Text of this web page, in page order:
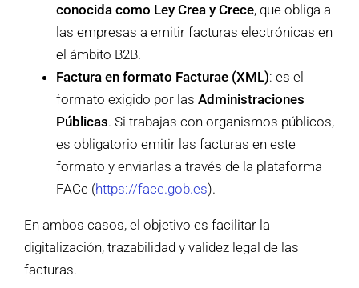
conocida como Ley Crea y Crece, que obliga a
las empresas a emitir facturas electrónicas en
el ámbito B2B.
Factura en formato Facturae (XML): es el
formato exigido por las Administraciones
Públicas. Si trabajas con organismos públicos,
es obligatorio emitir las facturas en este
formato y enviarlas a través de la plataforma
FACe (https://face.gob.es).
En ambos casos, el objetivo es facilitar la
digitalización, trazabilidad y validez legal de las
facturas.